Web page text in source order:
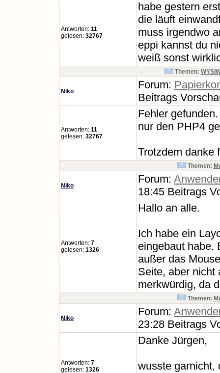
Antworten: 11
gelesen: 32767
habe gestern
die läuft
muss irgendwo
eppi kannst du
weiß sonst
Themen:
Niko
Forum:
Beitrags
Antworten: 11
gelesen: 32767
Fehler
nur den PHP4
Trotzdem danke
Themen:
Niko
Forum:
18:45 Beitrags
Antworten: 7
gelesen: 1326
Hallo an alle.
Ich habe ein
eingebaut habe.
außer das
Seite, aber nicht
merkwürdig, da
Themen:
Niko
Forum:
23:28 Beitrags
Antworten: 7
gelesen: 1326
Danke Jürgen,
wusste garnicht,